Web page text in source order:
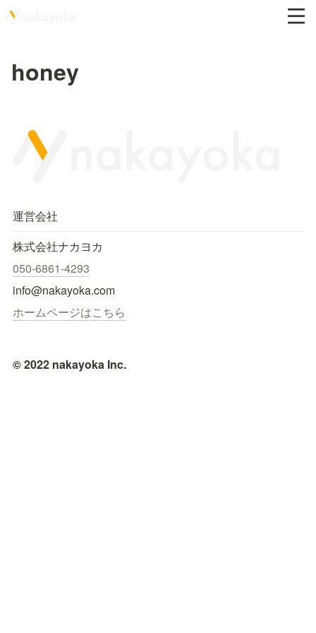
honey
運営会社
株式会社ナカヨカ
050-6861-4293
info@nakayoka.com
ホームページはこちら
© 2022 nakayoka Inc.